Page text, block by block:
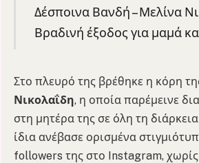
Δέσποινα Βανδή – Μελίνα
Βραδινή έξοδος για μαμά
Στο πλευρό της βρέθηκε η κόρη
Νικολαΐδη, η οποία παρέμεινε
στη μητέρα της σε όλη τη
ίδια ανέβασε ορισμένα
followers της στο Instagram,